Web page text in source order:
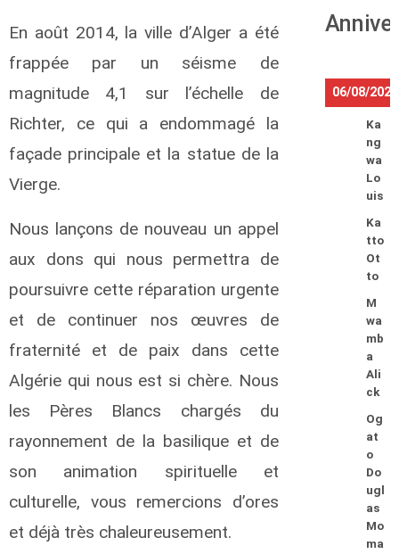
En août 2014, la ville d’Alger a été
frappée par un séisme de
magnitude 4,1 sur l’échelle de
Richter, ce qui a endommagé la
façade principale et la statue de la
Vierge.
Nous lançons de nouveau un appel
aux dons qui nous permettra de
poursuivre cette réparation urgente
et de continuer nos œuvres de
fraternité et de paix dans cette
Algérie qui nous est si chère. Nous
les Pères Blancs chargés du
rayonnement de la basilique et de
son animation spirituelle et
culturelle, vous remercions d’ores
et déjà très chaleureusement.
06/08/2026
Ka
ng
wa
Lo
uis
Ka
tto
Ot
to
M
wa
mb
a
Ali
ck
Og
at
o
Do
ugl
as
Mo
ma